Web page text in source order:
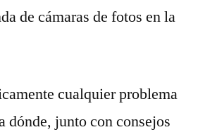
de cámaras de fotos en la
cualquier problema
dónde, junto con consejos